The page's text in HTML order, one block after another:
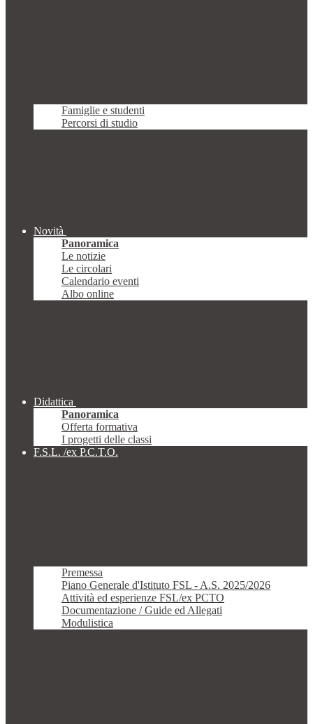
Famiglie e studenti
Percorsi di studio
Novità
Panoramica
Le notizie
Le circolari
Calendario eventi
Albo online
Didattica
Panoramica
Offerta formativa
I progetti delle classi
F.S.L. /ex P.C.T.O.
Premessa
Piano Generale d'Istituto FSL - A.S. 2025/2026
Attività ed esperienze FSL/ex PCTO
Documentazione / Guide ed Allegati
Modulistica